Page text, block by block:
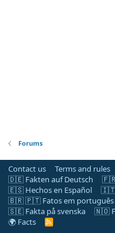
Forums
Contact us Terms and rules
🇩🇪 Fakten auf Deutsch
🇫🇷
🇪🇸 Hechos en Español
🇮🇹
🇧🇷 🇵🇹 Fatos em português
🇸🇪 Fakta på svenska
🇳🇴
🌍 Facts
R